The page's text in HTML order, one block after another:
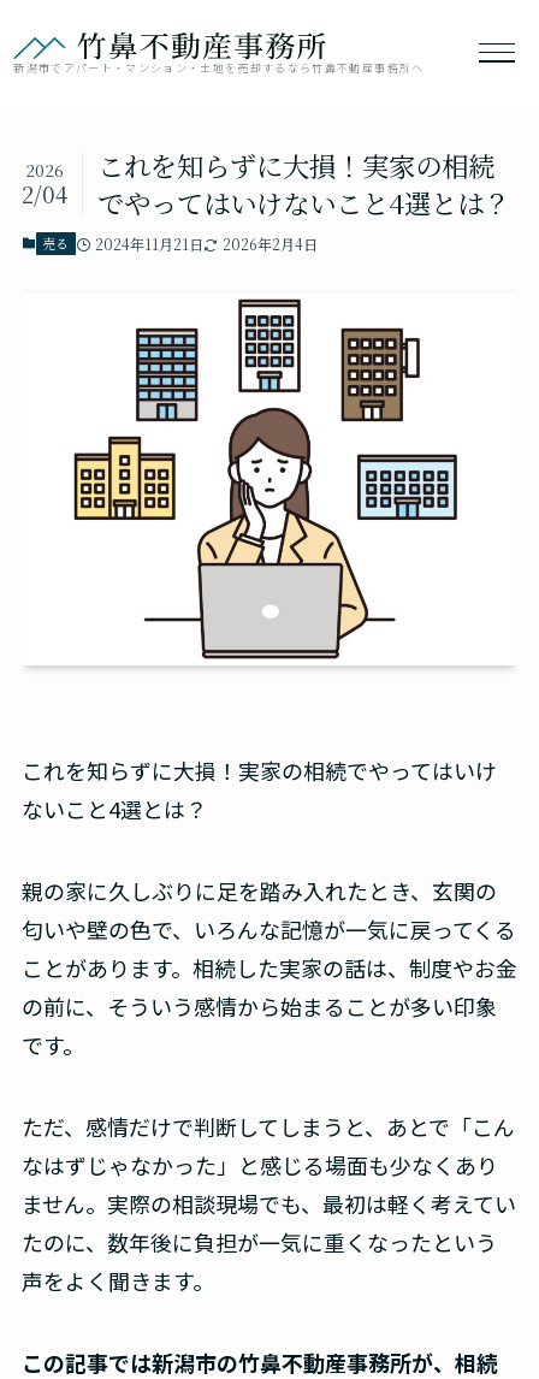
新潟市でアパート・マンション・土地を売却するなら竹鼻不動産事務所へ
これを知らずに大損！実家の相続
でやってはいけないこと4選とは？
2026
2/04
売る 2024年11月21日 2026年2月4日
これを知らずに大損！実家の相続でやってはいけ
ないこと4選とは？
親の家に久しぶりに足を踏み入れたとき、玄関の
匂いや壁の色で、いろんな記憶が一気に戻ってくる
ことがあります。相続した実家の話は、制度やお金
の前に、そういう感情から始まることが多い印象
です。
ただ、感情だけで判断してしまうと、あとで「こん
なはずじゃなかった」と感じる場面も少なくあり
ません。実際の相談現場でも、最初は軽く考えてい
たのに、数年後に負担が一気に重くなったという
声をよく聞きます。
この記事では新潟市の竹鼻不動産事務所が、相続